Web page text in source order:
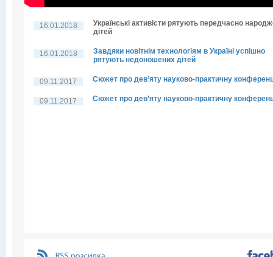
16.01.2018
Українські активісти рятують передчасно
дітей
16.01.2018
Завдяки новітнім технологіям в Україні успішно
рятують недоношених дітей
09.11.2017 Сюжет про дев’яту науково-практичну
09.11.2017 Сюжет про дев’яту науково-практичну